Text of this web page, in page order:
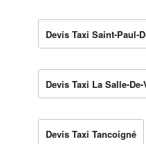
Devis Taxi Saint-Paul-
Devis Taxi La Salle-
Devis Taxi Tancoigné